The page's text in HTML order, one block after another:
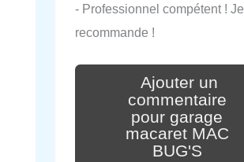
- Professionnel compétent ! Je
recommande !
Ajouter un
commentaire
pour garage
macaret MAC
BUG'S